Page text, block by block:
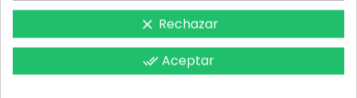
Araña roja de frutales
Araña blanca
clear Rechazar
done_all Aceptar